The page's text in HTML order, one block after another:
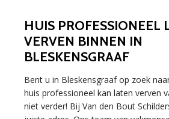
HUIS PROFESSIONEEL
VERVEN BINNEN IN
BLESKENSGRAAF
Bent u in Bleskensgraaf op zoek
huis professioneel kan laten verven
niet verder! Bij Van den Bout